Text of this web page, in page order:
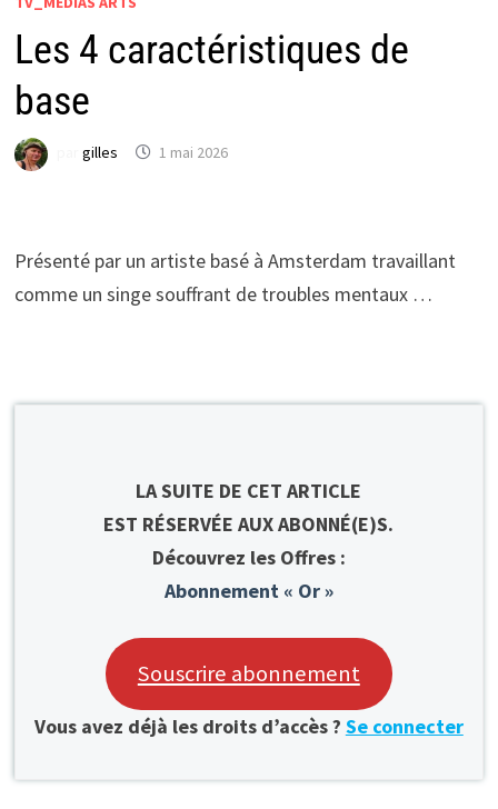
Les 4 caractéristiques de
base
gilles 1 mai 2026
Présenté par un artiste basé à Amsterdam travaillant
comme un singe souffrant de troubles mentaux …
LA SUITE DE CET ARTICLE
EST RÉSERVÉE AUX ABONNÉ(E)S.
Découvrez les Offres :
Abonnement « Or »
Souscrire abonnement
Vous avez déjà les droits d’accès ? Se connecter